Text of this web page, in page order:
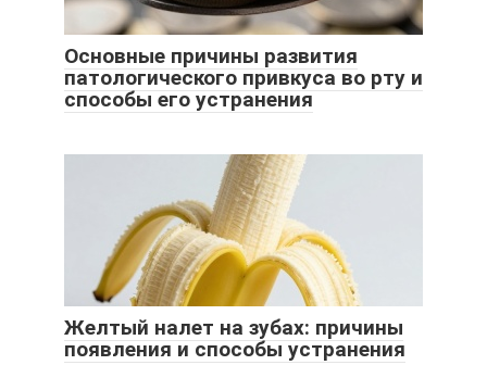
Основные причины развития
патологического привкуса во рту и
способы его устранения
Желтый налет на зубах: причины
появления и способы устранения